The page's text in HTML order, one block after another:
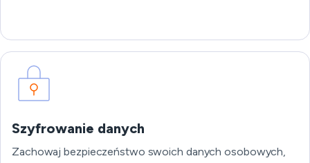
Szyfrowanie danych
Zachowaj bezpieczeństwo swoich danych osobowych,